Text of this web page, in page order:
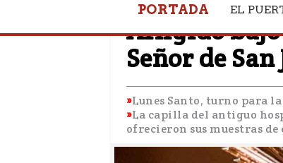
PORTADA EL
LUNES SANTO
Afligido bajo
Señor de
Lunes Santo, turno para
La capilla del antiguo
ofrecieron sus muestras